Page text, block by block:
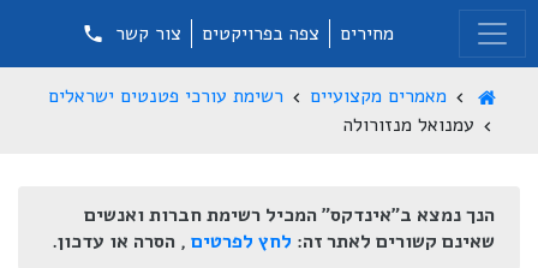
מחירים צפה בפרויקטים צור קשר
מאמרים מקצועיים
רשימת עורכי פטנטים ישראלים
עמנואל מנזורולה
הנך נמצא ב"אינדקס" המכיל רשימת חברות ואנשים
שאינם קשורים לאתר זה: לחץ לפרטים , הסרה או עדכון.